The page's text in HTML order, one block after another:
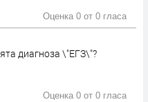
Оценка 0 от 0 гласа
диагноза \"ЕГЗ\"?
Оценка 0 от 0 гласа